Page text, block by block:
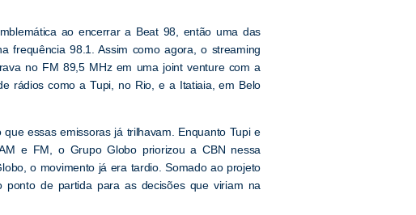
ao encerrar a Beat 98, então uma das
frequência 98.1. Assim como agora, o streaming
no FM 89,5 MHz em uma joint venture com a
rádios como a Tupi, no Rio, e a Itatiaia, em Belo
essas emissoras já trilhavam. Enquanto Tupi e
e FM, o Grupo Globo priorizou a CBN nessa
o movimento já era tardio. Somado ao projeto
ponto de partida para as decisões que viriam na